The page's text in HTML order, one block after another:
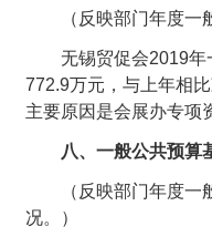
（反映部门年度一般
无锡贸促会2019年
772.9万元，与上年相
主要原因是会展办专项
八、一般公共预算
（反映部门年度一般
况。）